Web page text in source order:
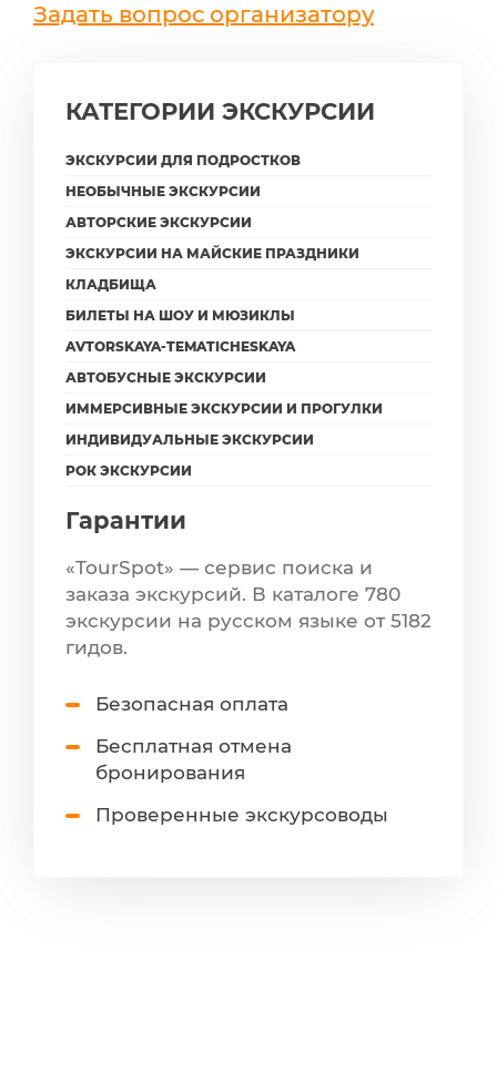
Задать вопрос организатору
КАТЕГОРИИ ЭКСКУРСИИ
ЭКСКУРСИИ ДЛЯ ПОДРОСТКОВ
НЕОБЫЧНЫЕ ЭКСКУРСИИ
АВТОРСКИЕ ЭКСКУРСИИ
ЭКСКУРСИИ НА МАЙСКИЕ ПРАЗДНИКИ
КЛАДБИЩА
БИЛЕТЫ НА ШОУ И МЮЗИКЛЫ
AVTORSKAYA-TEMATICHESKAYA
АВТОБУСНЫЕ ЭКСКУРСИИ
ИММЕРСИВНЫЕ ЭКСКУРСИИ И ПРОГУЛКИ
ИНДИВИДУАЛЬНЫЕ ЭКСКУРСИИ
РОК ЭКСКУРСИИ
Гарантии
«TourSpot» — сервис поиска и
заказа экскурсий. В каталоге 780
экскурсии на русском языке от 5182
гидов.
Безопасная оплата
Бесплатная отмена
бронирования
Проверенные экскурсоводы